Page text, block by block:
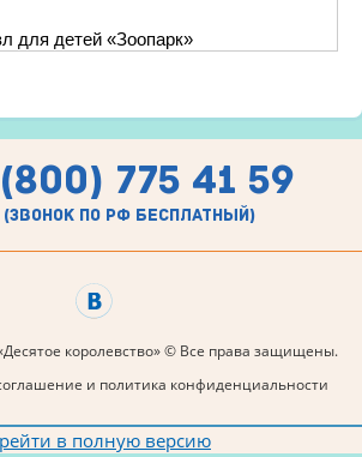
для детей «Зоопарк»
775 41 59
(звонок по рф бесплатный)
королевство» © Все права защищены.
и политика конфиденциальности
в полную версию